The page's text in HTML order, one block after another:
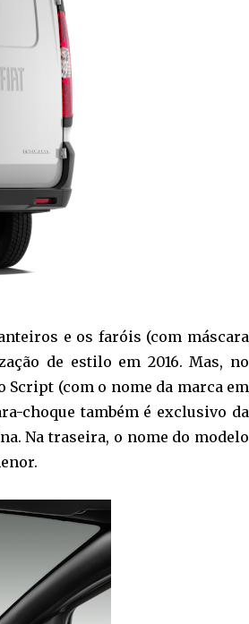
e os faróis (com máscara
de estilo em 2016. Mas, no
(com o nome da marca em
choque também é exclusivo da
Na traseira, o nome do modelo